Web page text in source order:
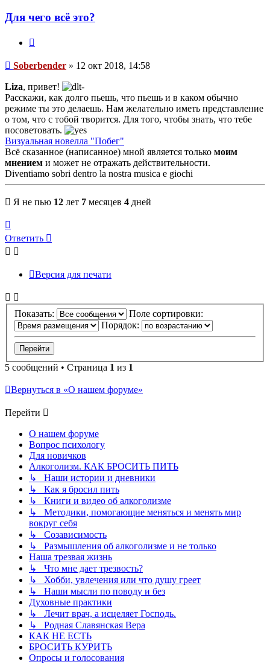
Soberbender
Для чего всё это?
Сообщение
Soberbender » 12 окт 2018, 14:58
Liza, привет!
Расскажи, как долго пьешь, что пьешь и в каком обычно
режиме ты это делаешь. Нам желательно иметь представление
о том, что с тобой творится. Для того, чтобы знать, что тебе
посоветовать.
Визуальная новелла "Побег"
Всё сказанное (написанное) мной является только моим
мнением и может не отражать действительности.
Diventiamo sobri dentro la nostra musica e giochi
Я не пью 12 лет 7 месяцев 4 дней
к
началу
Ответить
Версия для печати
Показать:
Поле сортировки:
Порядок:
5 сообщений • Страница 1 из 1
Вернуться в «О нашем форуме»
Перейти
О нашем форуме
Вопрос психологу
Для новичков
Алкоголизм. КАК БРОСИТЬ ПИТЬ
↳ Наши истории и дневники
↳ Как я бросил пить
↳ Книги и видео об алкоголизме
↳ Методики, помогающие меняться и менять мир
вокруг себя
↳ Созависимость
↳ Размышления об алкоголизме и не только
Наша трезвая жизнь
↳ Что мне дает трезвость?
↳ Хобби, увлечения или что душу греет
↳ Наши мысли по поводу и без
Духовные практики
↳ Лечит врач, а исцеляет Господь.
↳ Родная Славянская Вера
КАК НЕ ЕСТЬ
БРОСИТЬ КУРИТЬ
Опросы и голосования